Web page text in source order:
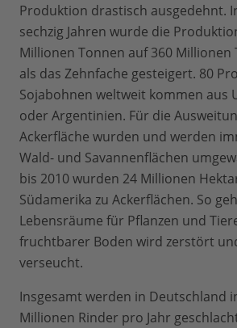
Produktion drastisch ausgedehnt.
sechzig Jahren wurde die
Millionen Tonnen auf 360
als das Zehnfache gesteigert. 80
Sojabohnen weltweit kommen aus
oder Argentinien. Für die
Ackerfläche wurden und werden
Wald- und Savannenflächen
bis 2010 wurden 24 Millionen
Südamerika zu Ackerflächen. So
Lebensräume für Pflanzen und
fruchtbarer Boden wird zerstört
verseucht.
Insgesamt werden in Deutschland
Millionen Rinder pro Jahr